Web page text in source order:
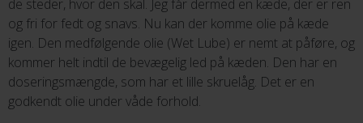
de steder, hvor den skal. Jeg får dermed en kæde, der er ren
og fri for fedt og snavs. Nu kan der komme olie på kæde
igen. Den medfølgende olie (Wet Lube) er nemt at påføre, og
kommer helt indtil de bevægelig led på kæden. Den har en
doseringsmængde, som har et lille skruelåg. Det er en
godkendt olie under våde forhold.